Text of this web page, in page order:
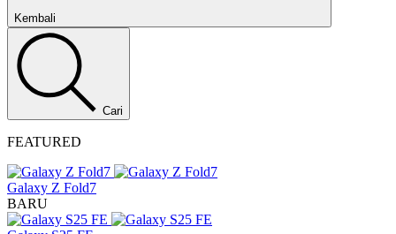
Kembali
Cari
FEATURED
Galaxy Z Fold7
BARU